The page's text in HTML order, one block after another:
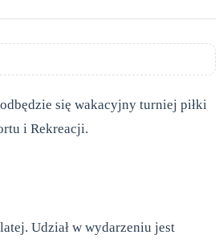
się wakacyjny turniej piłki
i Rekreacji.
Udział w wydarzeniu jest